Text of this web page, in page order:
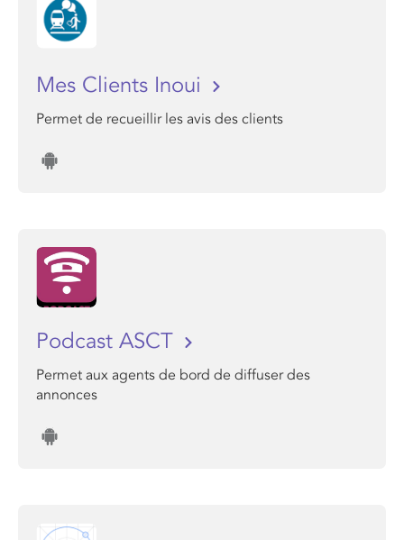
Mes Clients Inoui
Permet de recueillir les avis des clients
Podcast ASCT
Permet aux agents de bord de diffuser des
annonces